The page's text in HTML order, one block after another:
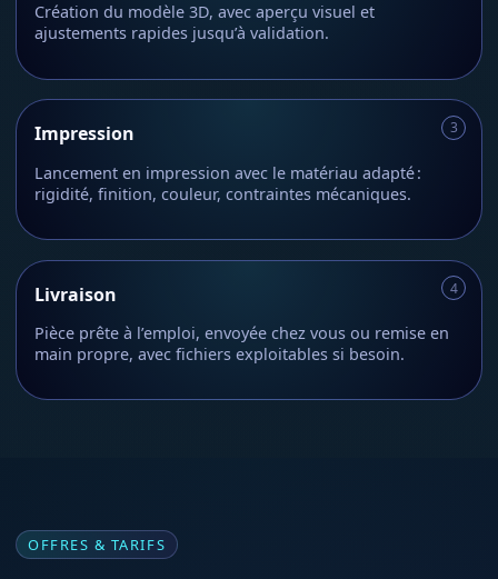
Création du modèle 3D, avec aperçu visuel et
ajustements rapides jusqu’à validation.
Impression
Lancement en impression avec le matériau adapté :
rigidité, finition, couleur, contraintes mécaniques.
Livraison
Pièce prête à l’emploi, envoyée chez vous ou remise en
main propre, avec fichiers exploitables si besoin.
OFFRES & TARIFS